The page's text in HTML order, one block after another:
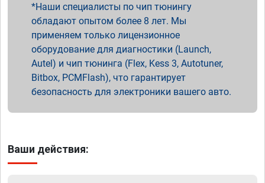
Наши специалисты по чип тюнингу
обладают опытом более 8 лет. Мы
применяем только лицензионное
оборудование для диагностики (Launch,
Autel) и чип тюнинга (Flex, Kess 3, Autotuner,
Bitbox, PCMFlash), что гарантирует
безопасность для электроники вашего авто.
Ваши действия: